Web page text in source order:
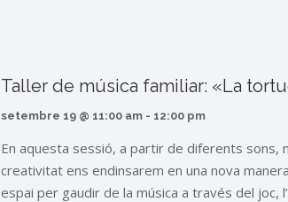
Taller de música familiar: «La
setembre 19 @ 11:00 am - 12:00 pm
En aquesta sessió, a partir de diferents sons,
creativitat ens endinsarem en una nova
espai per gaudir de la música a través del joc,